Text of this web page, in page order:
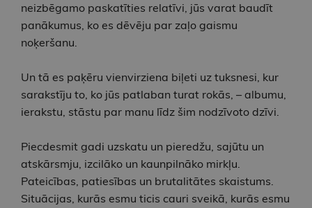
neizbēgamo paskatīties relatīvi, jūs varat baudīt
panākumus, ko es dēvēju par zaļo gaismu
noķeršanu.
Un tā es paķēru vienvirziena biļeti uz tuksnesi, kur
sarakstīju to, ko jūs patlaban turat rokās, – albumu,
ierakstu, stāstu par manu līdz šim nodzīvoto dzīvi.
Piecdesmit gadi uzskatu un pieredžu, sajūtu un
atskārsmju, izcilāko un kaunpilnāko mirkļu.
Pateicības, patiesības un brutalitātes skaistums.
Situācijas, kurās esmu ticis cauri sveikā, kurās esmu